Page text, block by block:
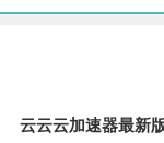
云云云加速器最新